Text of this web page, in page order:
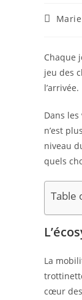
Auteur/
Marie
Chaque
jeu des
l’arrivée.
Dans
n’est
niveau
quels
Table
La
cœur des